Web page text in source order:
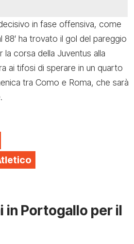
in fase offensiva, come
ha trovato il gol del pareggio
corsa della Juventus alla
ai tifosi di sperare in un quarto
tra Como e Roma, che sarà
Portogallo per il